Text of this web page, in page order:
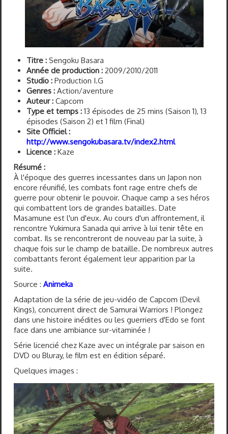
Titre : Sengoku Basara
Année de production : 2009/2010/2011
Studio : Production I.G
Genres : Action/aventure
Auteur : Capcom
Type et temps : 13 épisodes de 25 mins (Saison 1), 13
épisodes (Saison 2) et 1 film (Final)
Site Officiel :
http://www.sengokubasara.tv/index2.html
Licence : Kaze
Résumé :
À l'époque des guerres incessantes dans un Japon non
encore réunifié, les combats font rage entre chefs de
guerre pour obtenir le pouvoir. Chaque camp a ses héros
qui combattent lors de grandes batailles. Date
Masamune est l'un d'eux. Au cours d'un affrontement, il
rencontre Yukimura Sanada qui arrive à lui tenir tête en
combat. Ils se rencontreront de nouveau par la suite, à
chaque fois sur le champ de bataille. De nombreux autres
combattants feront également leur apparition par la
suite.
Source : Animeka
Adaptation de la série de jeu-vidéo de Capcom (Devil
Kings), concurrent direct de Samurai Warriors ! Plongez
dans une histoire inédites ou les guerriers d'Edo se font
face dans une ambiance sur-vitaminée !
Série licencié chez Kaze avec un intégrale par saison en
DVD ou Bluray, le film est en édition séparé.
Quelques images :